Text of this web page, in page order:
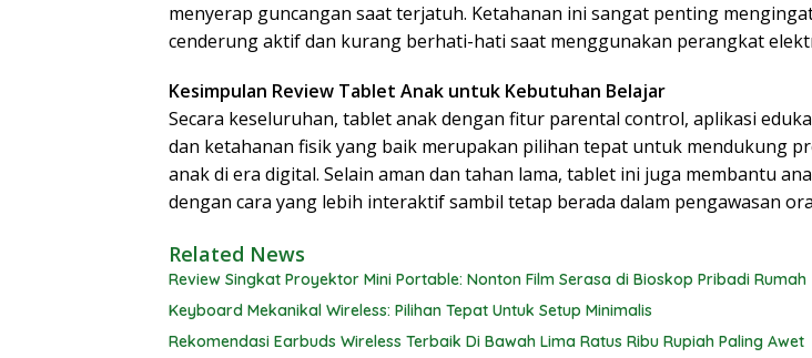
menyerap guncangan saat terjatuh. Ketahanan ini sangat penting
cenderung aktif dan kurang berhati-hati saat menggunakan perangkat
Kesimpulan Review Tablet Anak untuk Kebutuhan Belajar
Secara keseluruhan, tablet anak dengan fitur parental control, aplikasi
dan ketahanan fisik yang baik merupakan pilihan tepat untuk mendukung
anak di era digital. Selain aman dan tahan lama, tablet ini juga membantu
dengan cara yang lebih interaktif sambil tetap berada dalam pengawasan
Related News
Review Singkat Proyektor Mini Portable: Nonton Film Serasa di Bioskop Pribadi Rumah
Keyboard Mekanikal Wireless: Pilihan Tepat Untuk Setup Minimalis
Rekomendasi Earbuds Wireless Terbaik Di Bawah Lima Ratus Ribu Rupiah Paling Awet